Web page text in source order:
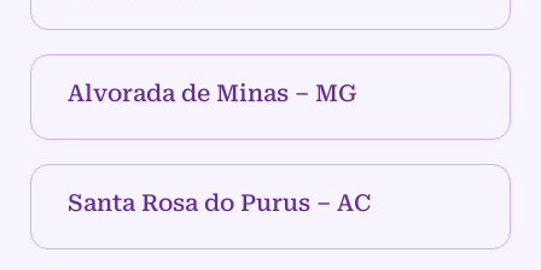
Alvorada de Minas – MG
Santa Rosa do Purus – AC